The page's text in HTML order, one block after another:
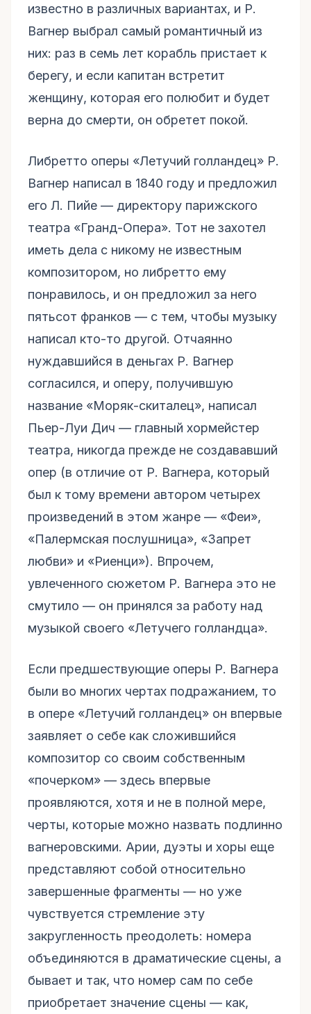
известно в различных вариантах, и Р.
Вагнер выбрал самый романтичный из
них: раз в семь лет корабль пристает к
берегу, и если капитан встретит
женщину, которая его полюбит и будет
верна до смерти, он обретет покой.
Либретто оперы «Летучий голландец» Р.
Вагнер написал в 1840 году и предложил
его Л. Пийе — директору парижского
театра «Гранд-Опера». Тот не захотел
иметь дела с никому не известным
композитором, но либретто ему
понравилось, и он предложил за него
пятьсот франков — с тем, чтобы музыку
написал кто-то другой. Отчаянно
нуждавшийся в деньгах Р. Вагнер
согласился, и оперу, получившую
название «Моряк-скиталец», написал
Пьер-Луи Дич — главный хормейстер
театра, никогда прежде не создававший
опер (в отличие от Р. Вагнера, который
был к тому времени автором четырех
произведений в этом жанре — «Феи»,
«Палермская послушница», «Запрет
любви» и «Риенци»). Впрочем,
увлеченного сюжетом Р. Вагнера это не
смутило — он принялся за работу над
музыкой своего «Летучего голландца».
Если предшествующие оперы Р. Вагнера
были во многих чертах подражанием, то
в опере «Летучий голландец» он впервые
заявляет о себе как сложившийся
композитор со своим собственным
«почерком» — здесь впервые
проявляются, хотя и не в полной мере,
черты, которые можно назвать подлинно
вагнеровскими. Арии, дуэты и хоры еще
представляют собой относительно
завершенные фрагменты — но уже
чувствуется стремление эту
закругленность преодолеть: номера
объединяются в драматические сцены, а
бывает и так, что номер сам по себе
приобретает значение сцены — как,